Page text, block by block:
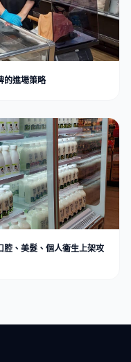
的進場策略
腔、美髮、個人衞生上架攻